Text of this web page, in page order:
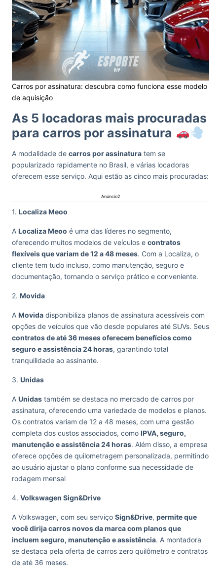
Carros por assinatura: descubra como funciona esse modelo
de aquisição
As 5 locadoras mais procuradas
para carros por assinatura
A modalidade de carros por assinatura tem se
popularizado rapidamente no Brasil, e várias locadoras
oferecem esse serviço. Aqui estão as cinco mais procuradas:
Anúncio2
1. Localiza Meoo
A Localiza Meoo é uma das líderes no segmento,
oferecendo muitos modelos de veículos e contratos
flexíveis que variam de 12 a 48 meses. Com a Localiza, o
cliente tem tudo incluso, como manutenção, seguro e
documentação, tornando o serviço prático e conveniente.
2. Movida
A Movida disponibiliza planos de assinatura acessíveis com
opções de veículos que vão desde populares até SUVs. Seus
contratos de até 36 meses oferecem benefícios como
seguro e assistência 24 horas, garantindo total
tranquilidade ao assinante.
3. Unidas
A Unidas também se destaca no mercado de carros por
assinatura, oferecendo uma variedade de modelos e planos.
Os contratos variam de 12 a 48 meses, com uma gestão
completa dos custos associados, como IPVA, seguro,
manutenção e assistência 24 horas. Além disso, a empresa
oferece opções de quilometragem personalizada, permitindo
ao usuário ajustar o plano conforme sua necessidade de
rodagem mensal
4. Volkswagen Sign&Drive
A Volkswagen, com seu serviço Sign&Drive, permite que
você dirija carros novos da marca com planos que
incluem seguro, manutenção e assistência. A montadora
se destaca pela oferta de carros zero quilômetro e contratos
de até 36 meses.